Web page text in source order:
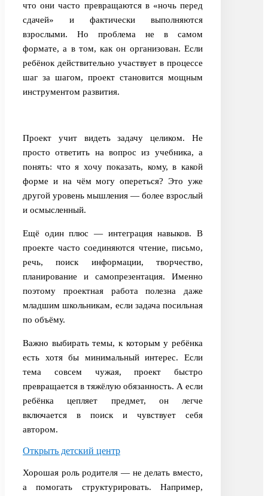
что они часто превращаются в «ночь перед
сдачей» и фактически выполняются
взрослыми. Но проблема не в самом
формате, а в том, как он организован. Если
ребёнок действительно участвует в процессе
шаг за шагом, проект становится мощным
инструментом развития.
Проект учит видеть задачу целиком. Не
просто ответить на вопрос из учебника, а
понять: что я хочу показать, кому, в какой
форме и на чём могу опереться? Это уже
другой уровень мышления — более взрослый
и осмысленный.
Ещё один плюс — интеграция навыков. В
проекте часто соединяются чтение, письмо,
речь, поиск информации, творчество,
планирование и самопрезентация. Именно
поэтому проектная работа полезна даже
младшим школьникам, если задача посильная
по объёму.
Важно выбирать темы, к которым у ребёнка
есть хотя бы минимальный интерес. Если
тема совсем чужая, проект быстро
превращается в тяжёлую обязанность. А если
ребёнка цепляет предмет, он легче
включается в поиск и чувствует себя
автором.
Открыть детский центр
Хорошая роль родителя — не делать вместо,
а помогать структурировать. Например,